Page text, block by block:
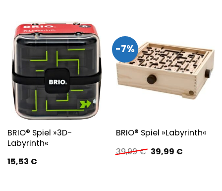
Preis
49,99 €71,40 €.
Preis
BRIO® Spiel »3D-
Labyrinth«
15,53 €
-7%
BRIO® Spiel »Labyrinth«
39,99€ Ursprünglicher
Preis
39,99 €Aktueller